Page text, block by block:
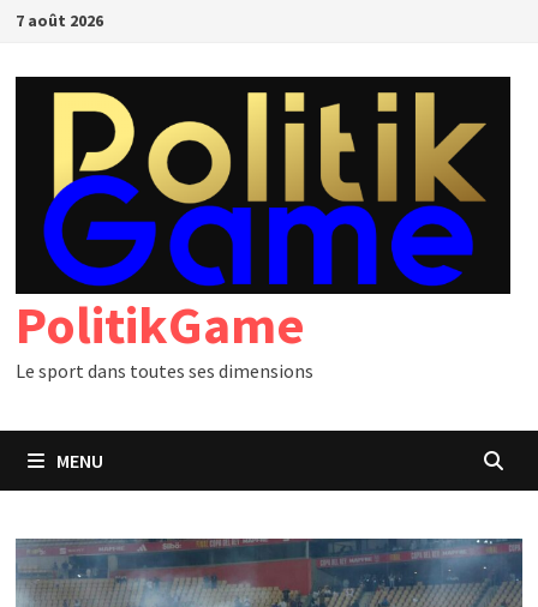
Passer
contenu
7 août 2026
PolitikGame
Le sport dans toutes ses dimensions
MENU